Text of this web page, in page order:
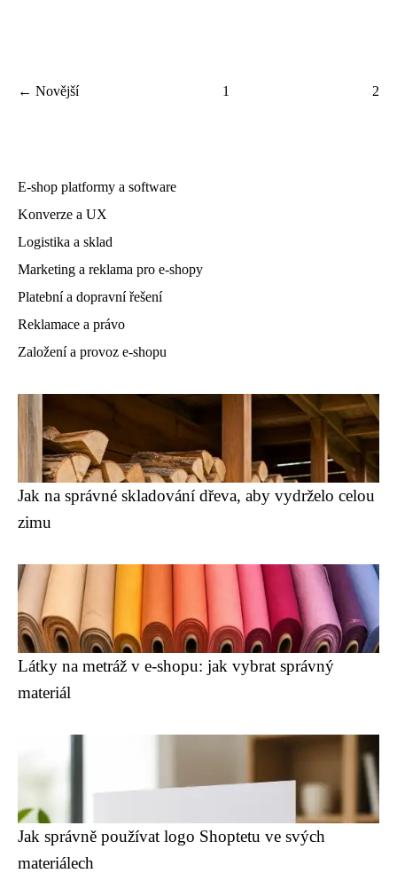
← Novější 1 2
E-shop platformy a software
Konverze a UX
Logistika a sklad
Marketing a reklama pro e-shopy
Platební a dopravní řešení
Reklamace a právo
Založení a provoz e-shopu
Jak na správné skladování dřeva, aby vydrželo celou
zimu
Látky na metráž v e-shopu: jak vybrat správný
materiál
Jak správně používat logo Shoptetu ve svých
materiálech